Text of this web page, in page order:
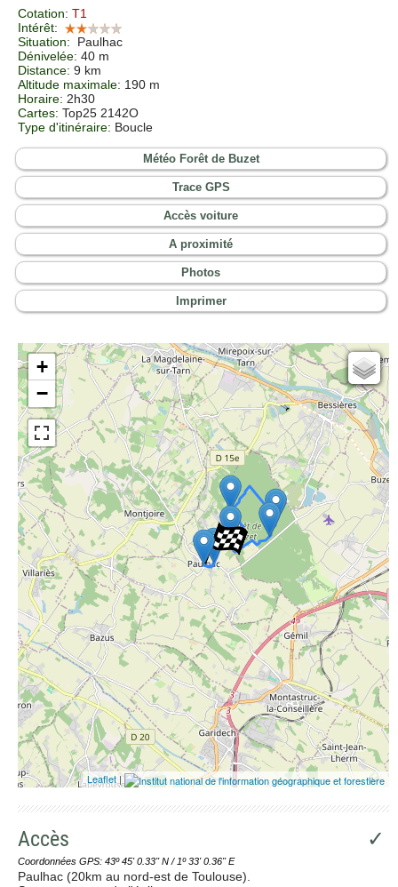
Cotation: T1
Intérêt:
Situation:
Paulhac
Dénivelée: 40 m
Distance: 9 km
Altitude maximale: 190 m
Horaire: 2h30
Cartes: Top25 2142O
Type d'itinéraire: Boucle
Météo Forêt de Buzet
Trace GPS
Accès voiture
A proximité
Photos
Imprimer
+
−
Cartes IGN
Open Topo Map
Open Street Map
ESRI Word Imagery
Photographies aériennes
Leaflet |
Accès ✓
Coordonnées GPS: 43º 45' 0.33'' N / 1º 33' 0.36'' E
Paulhac (20km au nord-est de Toulouse).